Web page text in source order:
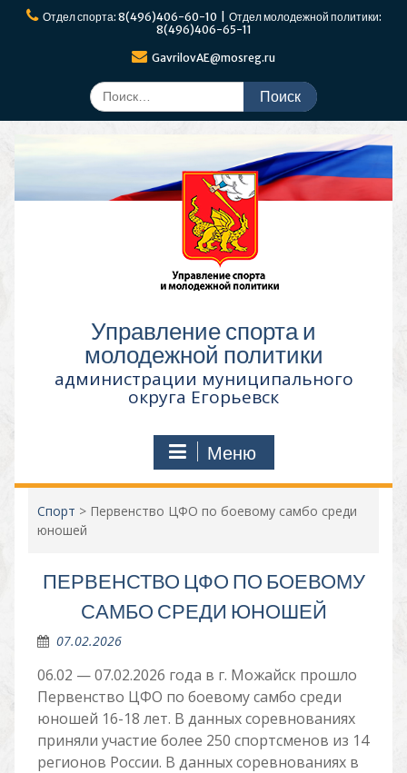
ПерейтиОтдел спорта: 8(496)406-60-10 | Отдел молодежной политики:
8(496)406-65-11
GavrilovAE@mosreg.ru
Поиск
по:
Управление спорта и
молодежной политики
администрации муниципального
округа Егорьевск
Меню
Спорт > Первенство ЦФО по боевому самбо среди
юношей
ПЕРВЕНСТВО ЦФО ПО БОЕВОМУ
САМБО СРЕДИ ЮНОШЕЙ
07.02.2026
06.02 — 07.02.2026 года в г. Можайск прошло
Первенство ЦФО по боевому самбо среди
юношей 16-18 лет. В данных соревнованиях
приняли участие более 250 спортсменов из 14
регионов России. В данных соревнованиях в